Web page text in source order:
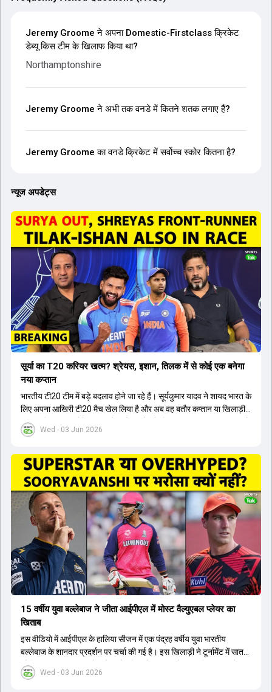
Jeremy Groome ने अपना Domestic-Firstclass क्रिकेट
डेब्यू किस टीम के खिलाफ किया था?
Northamptonshire
Jeremy Groome ने अभी तक वनडे में कितने शतक लगाए हैं?
Jeremy Groome का वनडे क्रिकेट में सर्वोच्च स्कोर कितना है?
न्यूज अपडेट्स
Wed - 03 Jun 2026
सूर्या का T20 करियर खत्म? श्रेयस, इशान, तिलक में से कोई एक बनेगा
नया कप्तान
भारतीय टी20 टीम में बड़े बदलाव होने जा रहे हैं। सूर्यकुमार यादव ने शायद भारत के
लिए अपना आखिरी टी20 मैच खेल लिया है और अब वह बतौर कप्तान या खिलाड़ी
टीम का हिस्सा नहीं होंगे। आयरलैंड और इंग्लैंड के खिलाफ आगामी टी20 सीरीज के
लिए नए कप्तान की तलाश जारी है। इस रेस में श्रेयस अय्यर सबसे आगे चल रहे
पटेल इस रेस में काफी पीछे हैं, जबकि संजू सैमसन और रजत पाटीदार कप्तानी की
दौड़ से बाहर हैं। आगामी सीरीज के लिए वैभव सूर्यवंशी को तीसरे ओपनर के तौर पर
टीम में शामिल किया जाएगा, जबकि अभिषेक शर्मा और संजू सैमसन पहली पसंद
होंगे। इसके अलावा नीतीश रेड्डी को बतौर ऑलराउंडर ज्यादा मौके मिलेंगे। अजीत
अगरकर की अगुवाई वाली चयन समिति और कोच गौतम गंभीर आगामी टी20 वर्ल्ड
कप और 2028 ओलंपिक के लिए लंबी अवधि का विजन लेकर चल रहे हैं।
Wed - 03 Jun 2026
15 वर्षीय युवा बल्लेबाज ने जीता आईपीएल में मोस्ट वैल्युएबल प्लेयर का
खिताब
इस वीडियो में आईपीएल के हालिया सीजन में एक पंद्रह वर्षीय युवा भारतीय
बल्लेबाज के शानदार प्रदर्शन पर चर्चा की गई है। इस खिलाड़ी ने टूर्नामेंट में सात
सौ छिहत्तर रन बनाकर ऑरेंज कैप और मोस्ट वैल्युएबल प्लेयर का खिताब अपने नाम
किया है। वीडियो में बताया गया है कि ऑस्ट्रेलियाई टीम के वर्तमान कप्तान और